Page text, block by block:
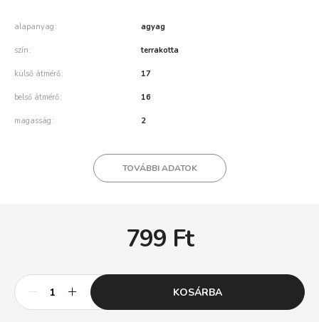
alapanyag agyag
szín terrakotta
külső átmérő 17
belső átmérő 16
magasság 2
TOVÁBBI ADATOK
799 Ft
KOSÁRBA